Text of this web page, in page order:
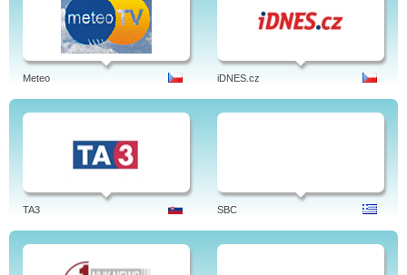
Meteo iDNES.cz
TA3 SBC